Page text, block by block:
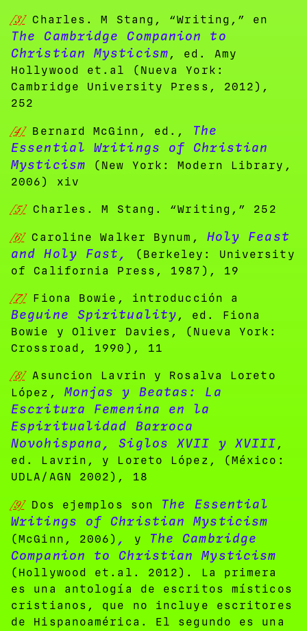
[3]Charles. M Stang, “Writing,” en
The Cambridge Companion to
Christian Mysticism , ed. Amy
Hollywood et.al (Nueva York:
Cambridge University Press, 2012),
252
[4]Bernard McGinn, ed.,
The
Essential Writings of Christian
Mysticism
(New York: Modern Library,
2006) xiv
[5]Charles. M Stang. “Writing,” 252
[6]Caroline Walker Bynum, Holy Feast
and Holy Fast,
(Berkeley: University
of California Press, 1987), 19
[7]Fiona Bowie, introducción a
Beguine Spirituality , ed. Fiona
Bowie y Oliver Davies, (Nueva York:
Crossroad, 1990), 11
[8] Asuncion Lavrin y Rosalva Loreto
López, Monjas y Beatas: La
Escritura Femenina en la
Espiritualidad Barroca
Novohispana, Siglos XVII y XVIII ,
ed. Lavrin, y Loreto López, (México:
UDLA/AGN 2002), 18
[9]Dos ejemplos son The Essential
Writings of Christian Mysticism
(McGinn, 2006) , y
The Cambridge
Companion to Christian Mysticism
(Hollywood et.al. 2012). La primera
es una antología de escritos místicos
cristianos, que no incluye escritores
de Hispanoamérica. El segundo es una